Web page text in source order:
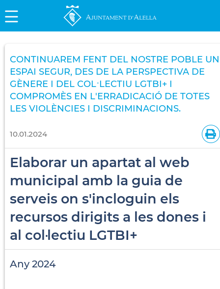
CONTINUAREM FENT DEL NOSTRE POBLE UN
ESPAI SEGUR, DES DE LA PERSPECTIVA DE
GÈNERE I DEL COL·LECTIU LGTBI+ I
COMPROMÈS EN L'ERRADICACIÓ DE TOTES
LES VIOLÈNCIES I DISCRIMINACIONS.
10.01.2024
Elaborar un apartat al web
municipal amb la guia de
serveis on s'incloguin els
recursos dirigits a les dones i
al col·lectiu LGTBI+
Any 2024